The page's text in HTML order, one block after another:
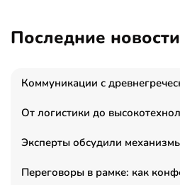
Последние новости